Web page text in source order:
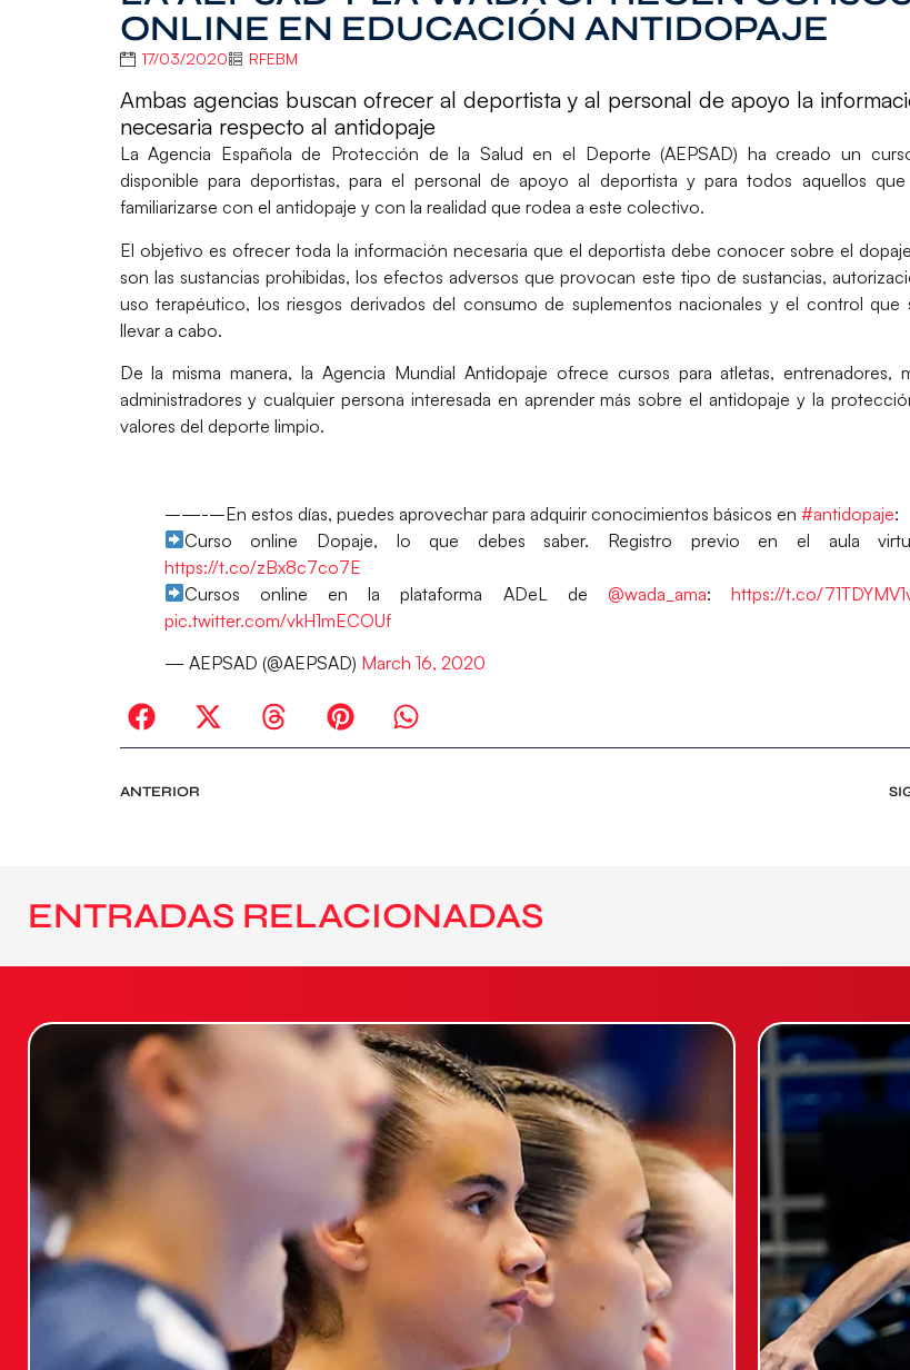
ONLINE EN EDUCACIÓN ANTIDOPAJE
17/03/2020 RFEBM
Ambas agencias buscan ofrecer al deportista y al personal de apoyo la
necesaria respecto al antidopaje
LaAgencia Española de Protección de la Salud en el Deporte (AEPSAD) ha creado un
disponible para deportistas, para el personal de apoyo al deportista y para todos aquellos que
familiarizarse con el antidopaje y con la realidad que rodea a este colectivo.
El objetivo es ofrecer toda la información necesaria que el deportista debe conocer sobre el
son las sustancias prohibidas, los efectos adversos que provocan este tipo de sustancias,
uso terapéutico, los riesgos derivados del consumo de suplementos nacionales y el control que
llevar a cabo.
De la misma manera, laAgencia Mundial Antidopaje ofrece cursos para atletas, entrenadores,
administradores y cualquier persona interesada en aprender más sobre el antidopaje y la
valores del deporte limpio.
–‍—-‍–En estos días, puedes aprovechar para adquirir conocimientos básicos en #antidopaje:
Curso online Dopaje, lo que debes saber. Registro previo en el aula
https://t.co/zBx8c7co7E
Cursos online en la plataforma ADeL de@wada_ama:https://t.co/
pic.twitter.com/vkH1mECOUf
— AEPSAD (@AEPSAD) March 16, 2020
ANTERIOR
ENTRADAS RELACIONADAS